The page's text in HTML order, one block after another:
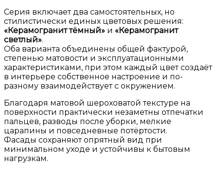
Серия включает два самостоятельных, но
стилистически единых цветовых решения:
«Керамогранит тёмный» и «Керамогранит
светлый».
Оба варианта объединены общей фактурой,
степенью матовости и эксплуатационными
характеристиками, при этом каждый цвет создаёт
в интерьере собственное настроение и по-
разному взаимодействует с окружением.
Благодаря матовой шероховатой текстуре на
поверхности практически незаметны отпечатки
пальцев, разводы после уборки, мелкие
царапины и повседневные потёртости.
Фасады сохраняют опрятный вид при
минимальном уходе и устойчивы к бытовым
нагрузкам.